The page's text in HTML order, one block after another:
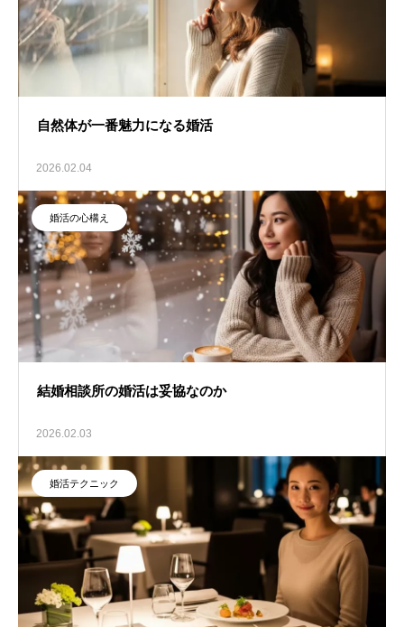
自然体が一番魅力になる婚活
2026.02.04
婚活の心構え
結婚相談所の婚活は妥協なのか
2026.02.03
婚活テクニック